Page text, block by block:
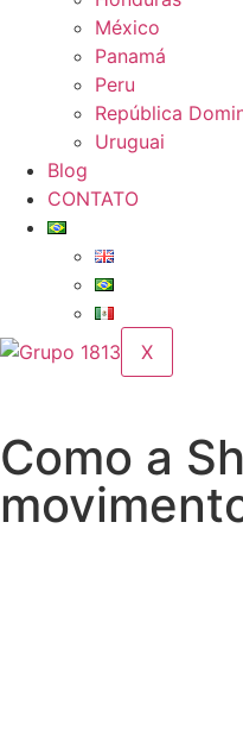
México
Panamá
Peru
República
Uruguai
Blog
CONTATO
X
Como a